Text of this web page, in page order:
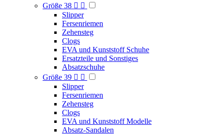
Größe 38  
Slipper
Fersenriemen
Zehensteg
Clogs
EVA und Kunststoff Schuhe
Ersatzteile und Sonstiges
Absatzschuhe
Größe 39  
Slipper
Fersenriemen
Zehensteg
Clogs
EVA und Kunststoff Modelle
Absatz-Sandalen